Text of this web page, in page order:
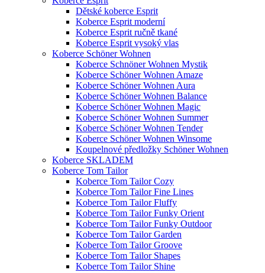
Dětské koberce Esprit
Koberce Esprit moderní
Koberce Esprit ručně tkané
Koberce Esprit vysoký vlas
Koberce Schöner Wohnen
Koberce Schnöner Wohnen Mystik
Koberce Schöner Wohnen Amaze
Koberce Schöner Wohnen Aura
Koberce Schöner Wohnen Balance
Koberce Schöner Wohnen Magic
Koberce Schöner Wohnen Summer
Koberce Schöner Wohnen Tender
Koberce Schöner Wohnen Winsome
Koupelnové předložky Schöner Wohnen
Koberce SKLADEM
Koberce Tom Tailor
Koberce Tom Tailor Cozy
Koberce Tom Tailor Fine Lines
Koberce Tom Tailor Fluffy
Koberce Tom Tailor Funky Orient
Koberce Tom Tailor Funky Outdoor
Koberce Tom Tailor Garden
Koberce Tom Tailor Groove
Koberce Tom Tailor Shapes
Koberce Tom Tailor Shine